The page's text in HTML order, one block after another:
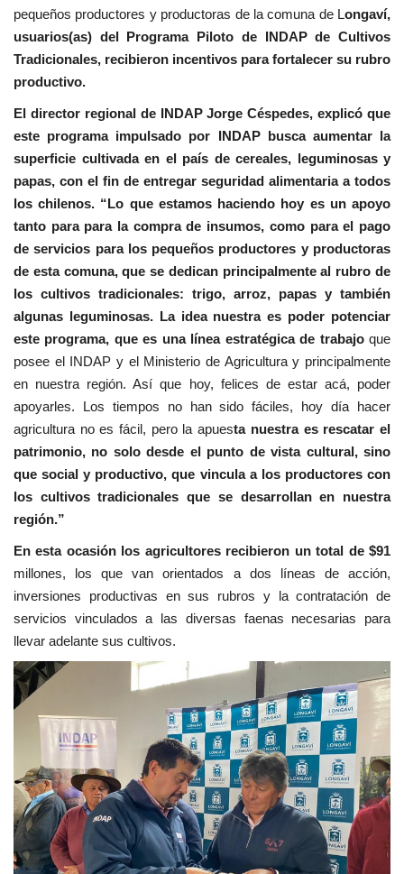
pequeños productores y productoras de la comuna de Longaví,
usuarios(as) del Programa Piloto de INDAP de Cultivos
Tradicionales, recibieron incentivos para fortalecer su rubro
productivo.
El director regional de INDAP Jorge Céspedes, explicó que
este programa impulsado por INDAP busca aumentar la
superficie cultivada en el país de cereales, leguminosas y
papas, con el fin de entregar seguridad alimentaria a todos
los chilenos. “Lo que estamos haciendo hoy es un apoyo
tanto para para la compra de insumos, como para el pago
de servicios para los pequeños productores y productoras
de esta comuna, que se dedican principalmente al rubro de
los cultivos tradicionales: trigo, arroz, papas y también
algunas leguminosas. La idea nuestra es poder potenciar
este programa, que es una línea estratégica de trabajoque
posee el INDAP y el Ministerio de Agricultura y principalmente
en nuestra región. Así que hoy, felices de estar acá, poder
apoyarles. Los tiempos no han sido fáciles, hoy día hacer
agricultura no es fácil, pero la apuesta nuestra es rescatar el
patrimonio, no solo desde el punto de vista cultural, sino
que social y productivo, que vincula a los productores con
los cultivos tradicionales que se desarrollan en nuestra
región.”
En esta ocasión los agricultores recibieron un total de $91
millones, los que van orientados a dos líneas de acción,
inversiones productivas en sus rubros y la contratación de
servicios vinculados a las diversas faenas necesarias para
llevar adelante sus cultivos.